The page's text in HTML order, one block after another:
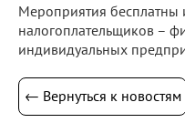
Мероприятия бесплатны
налогоплательщиков –
индивидуальных
← Вернуться к новостям